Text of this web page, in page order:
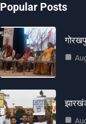
Popular Posts